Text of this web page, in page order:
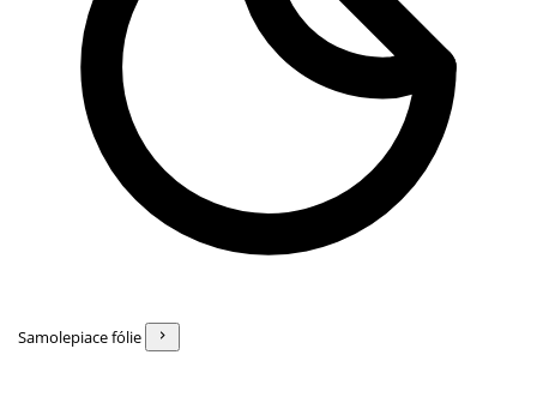
Samolepiace fólie